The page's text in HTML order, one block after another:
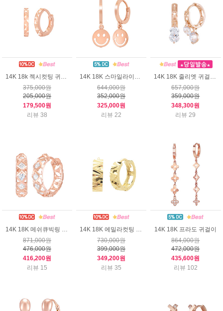
375,000원
205,000원
179,500원
리뷰 38
644,000원
352,000원
325,000원
리뷰 22
657,000원
359,000원
348,300원
리뷰 29
871,000원
476,000원
416,200원
리뷰 15
730,000원
399,000원
349,200원
리뷰 35
14K 18K 프라도 귀걸이
864,000원
472,000원
435,600원
리뷰 102